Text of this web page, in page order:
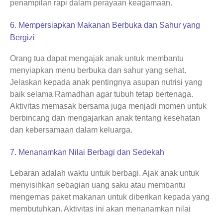
penampilan rapi dalam perayaan keagamaan.
6. Mempersiapkan Makanan Berbuka dan Sahur yang
Bergizi
Orang tua dapat mengajak anak untuk membantu
menyiapkan menu berbuka dan sahur yang sehat.
Jelaskan kepada anak pentingnya asupan nutrisi yang
baik selama Ramadhan agar tubuh tetap bertenaga.
Aktivitas memasak bersama juga menjadi momen untuk
berbincang dan mengajarkan anak tentang kesehatan
dan kebersamaan dalam keluarga.
7. Menanamkan Nilai Berbagi dan Sedekah
Lebaran adalah waktu untuk berbagi. Ajak anak untuk
menyisihkan sebagian uang saku atau membantu
mengemas paket makanan untuk diberikan kepada yang
membutuhkan. Aktivitas ini akan menanamkan nilai